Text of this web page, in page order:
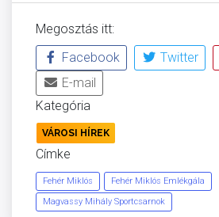
Megosztás itt:
Facebook
Twitter
E-mail
Kategória
VÁROSI HÍREK
Címke
Fehér Miklós
Fehér Miklós Emlékgála
Magvassy Mihály Sportcsarnok